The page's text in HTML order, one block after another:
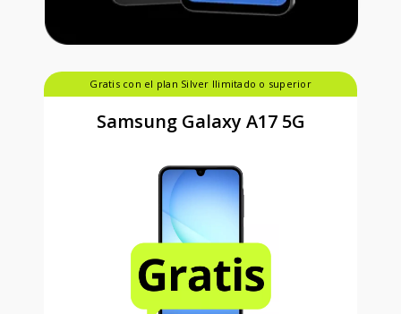
Gratis con el plan Silver Ilimitado o superior
Samsung Galaxy A17 5G